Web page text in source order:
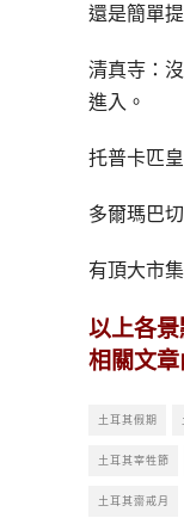
還是簡單
清真寺：
進入。
托普卡匹
多爾瑪巴
有頂大市
以上各
相關文章
土耳其假期
土耳其宰牲節
土耳其齋戒月